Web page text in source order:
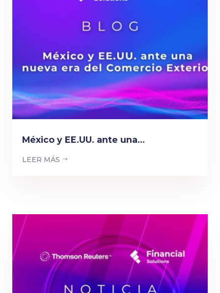
México y EE.UU. ante una...
LEER MÁS